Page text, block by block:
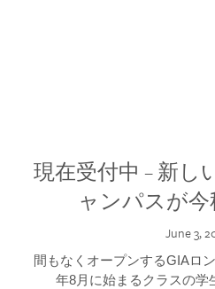
現在受付中 – 新し
ャンパスが
June 3,
間もなくオープンするGIAロ
年8月に始まるクラスの学